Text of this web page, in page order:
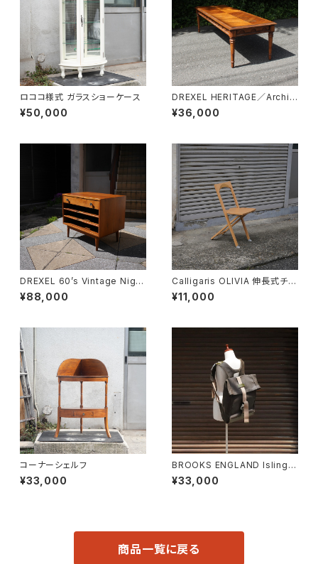
ロココ様式 ガラスショーケース
¥50,000
DREXEL HERITAGE／Archit
ectual Low Table
¥36,000
DREXEL 60’s Vintage Night
table
¥88,000
Calligaris OLIVIA 伸長式チェ
ア
¥11,000
コーナーシェルフ
¥33,000
BROOKS ENGLAND Islingto
n Rucksack
¥33,000
商品一覧に戻る